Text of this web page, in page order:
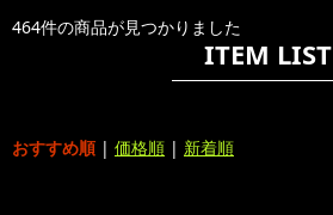
464件の商品が見つかりました
ITEM LIST
おすすめ順 | 価格順 | 新着順